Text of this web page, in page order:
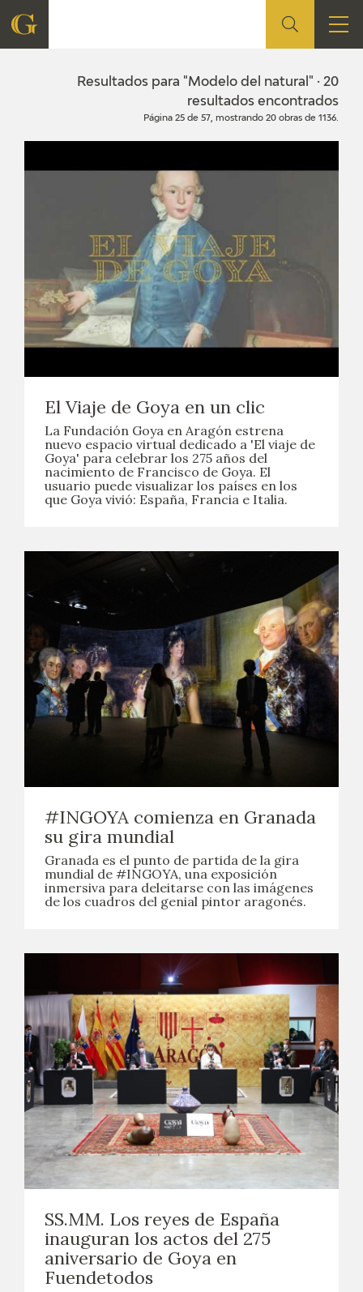
FUNDACIÓN
CONTACTO
PROGRAMACIÓN
ACTIVIDADES
ACTUALIDAD
SALA DE PRENSA
FRANCISCO DE GOYA
BIOGRAFÍA
CRONOLOGÍA
EL VIAJE DE GOYA
GOYA EN ARAGÓN
PREMIO ARAGÓN GOYA
TIENDA
TIENDA ONLINE
EDUCA
CEDEA
FICHAS ARASAAC
Resultados para "Modelo del natural" · 20
resultados encontrados
Página 25 de 57, mostrando 20 obras de 1136.
El Viaje de Goya en un clic
La Fundación Goya en Aragón estrena
nuevo espacio virtual dedicado a 'El viaje de
Goya' para celebrar los 275 años del
nacimiento de Francisco de Goya. El
usuario puede visualizar los países en los
que Goya vivió: España, Francia e Italia.
#INGOYA comienza en Granada
su gira mundial
Granada es el punto de partida de la gira
mundial de #INGOYA, una exposición
inmersiva para deleitarse con las imágenes
de los cuadros del genial pintor aragonés.
SS.MM. Los reyes de España
inauguran los actos del 275
aniversario de Goya en
Fuendetodos